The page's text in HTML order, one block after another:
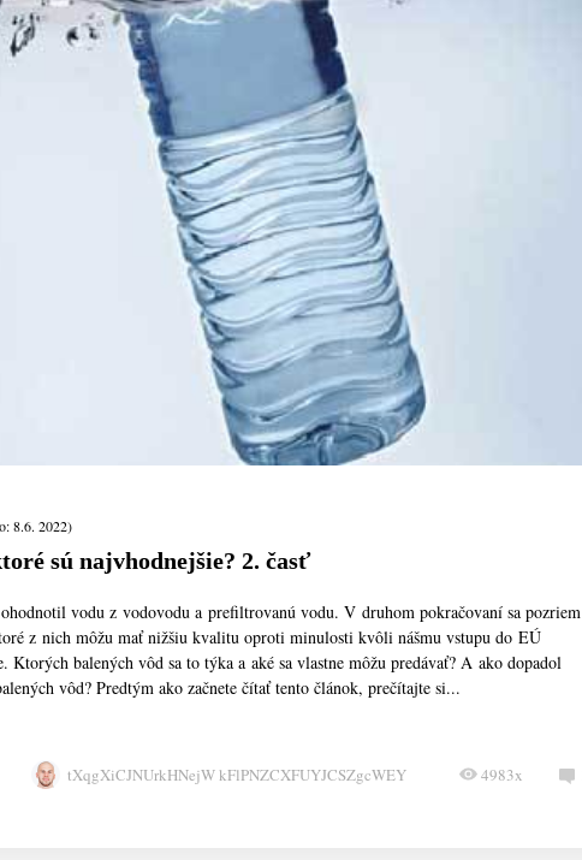
8.6. 2022)
sú najvhodnejšie? 2. časť
vodu z vodovodu a prefiltrovanú vodu. V druhom pokračovaní sa pozriem
z nich môžu mať nižšiu kvalitu oproti minulosti kvôli nášmu vstupu do EÚ
Ktorých balených vôd sa to týka a aké sa vlastne môžu predávať? A ako dopadol
vôd? Predtým ako začnete čítať tento článok, prečítajte si...
tXqgXiCJNUrkHNejW kFlPNZCXFUYJCSZgcWEY 4983x